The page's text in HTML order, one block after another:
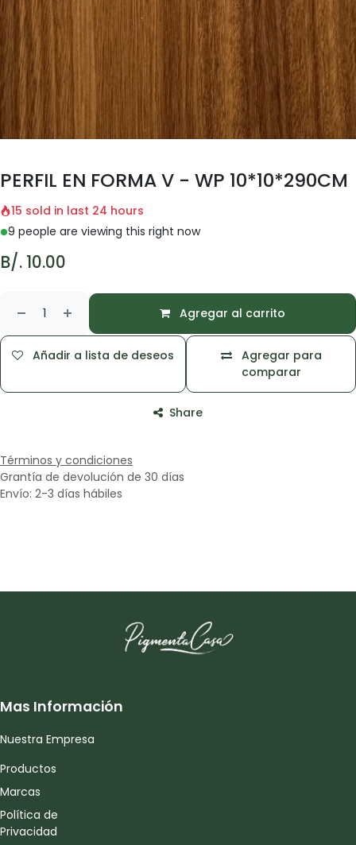
PERFIL EN FORMA V - WP 10*10*290CM
15 sold in last 24 hours
9 people are viewing this right now
B/. 10.00
Agregar al carrito
Agregar para
comparar
Añadir a lista de deseos
Share
Términos y condiciones
Grantía de devolución de 30 días
Envío: 2-3 días hábiles
Mas Información
Nuestra Empresa
Productos
Marcas
Política de
Privacidad